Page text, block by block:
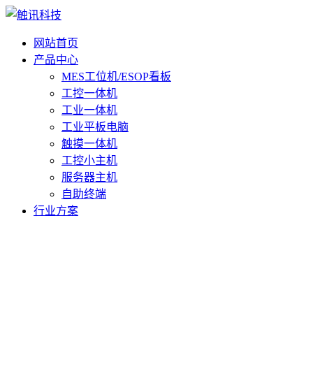
网站首页
产品中心
MES工位机/ESOP看板
工控一体机
工业一体机
工业平板电脑
触摸一体机
工控小主机
服务器主机
自助终端
行业方案